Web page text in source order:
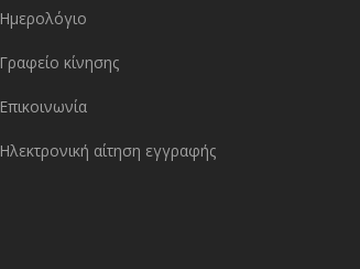
Ημερολόγιο
Γραφείο κίνησης
Επικοινωνία
Ηλεκτρονική αίτηση εγγραφής